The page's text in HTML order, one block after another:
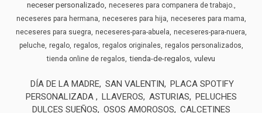
neceser personalizado neceseres para companera de trabajo.
neceseres para hermana neceseres para hija neceseres para mama
neceseres para suegra neceseres-para-abuela neceseres-para-nuera
peluche regalo regalos regalos originales regalos personalizados
tienda online de regalos tienda-de-regalos vulevu
DÍA DE LA MADRE SAN VALENTIN
PLACA SPOTIFY
PERSONALIZADA
LLAVEROS ASTURIAS
PELUCHES
DULCES SUEÑOS
OSOS AMOROSOS
CALCETINES